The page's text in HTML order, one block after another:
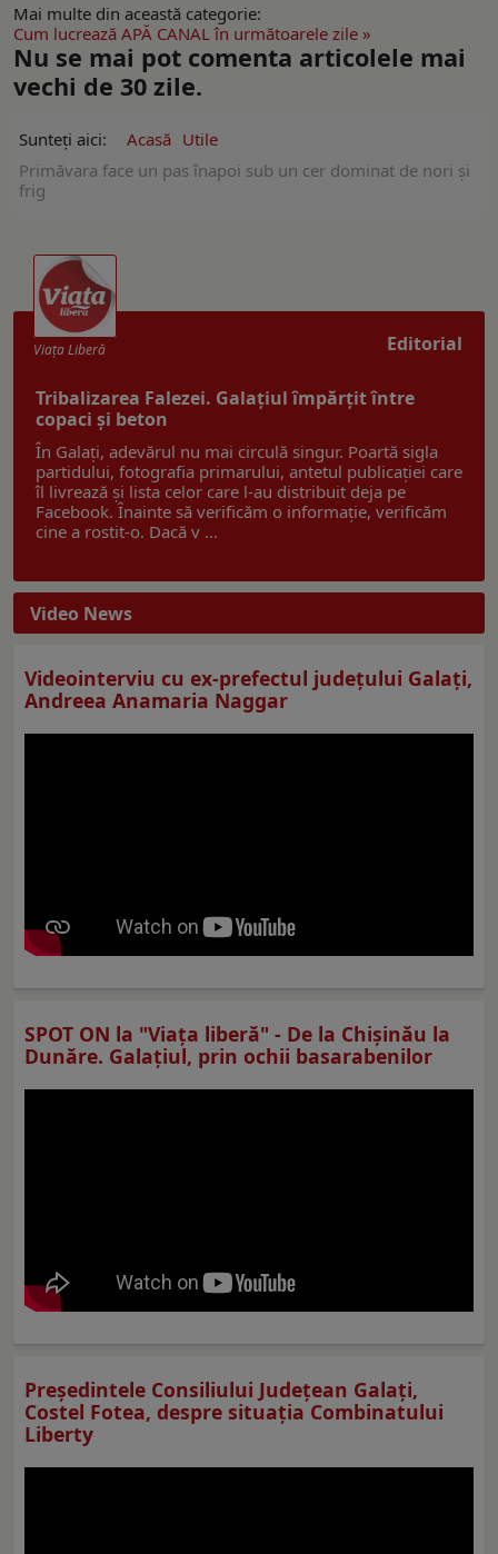
Mai multe din această categorie:
Cum lucrează APĂ CANAL în următoarele zile »
Nu se mai pot comenta articolele mai
vechi de 30 zile.
Sunteți aici: Acasă Utile
Primăvara face un pas înapoi sub un cer dominat de nori și
frig
Editorial
Viaţa Liberă
Tribalizarea Falezei. Galațiul împărțit între
copaci și beton
În Galați, adevărul nu mai circulă singur. Poartă sigla
partidului, fotografia primarului, antetul publicației care
îl livrează și lista celor care l-au distribuit deja pe
Facebook. Înainte să verificăm o informație, verificăm
cine a rostit-o. Dacă v ...
Video News
Videointerviu cu ex-prefectul judeţului Galaţi,
Andreea Anamaria Naggar
SPOT ON la "Viaţa liberă" - De la Chișinău la
Dunăre. Galațiul, prin ochii basarabenilor
Preşedintele Consiliului Judeţean Galaţi,
Costel Fotea, despre situaţia Combinatului
Liberty